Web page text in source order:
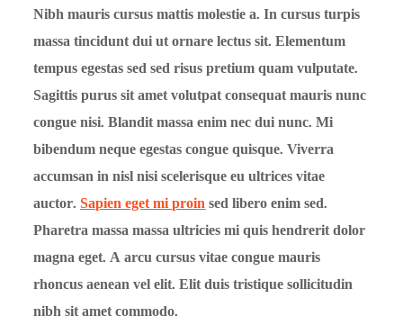
Nibh mauris cursus mattis molestie a. In cursus turpis
massa tincidunt dui ut ornare lectus sit. Elementum
tempus egestas sed sed risus pretium quam vulputate.
Sagittis purus sit amet volutpat consequat mauris nunc
congue nisi. Blandit massa enim nec dui nunc. Mi
bibendum neque egestas congue quisque. Viverra
accumsan in nisl nisi scelerisque eu ultrices vitae
auctor.Sapien eget mi proinsed libero enim sed.
Pharetra massa massa ultricies mi quis hendrerit dolor
magna eget. A arcu cursus vitae congue mauris
rhoncus aenean vel elit. Elit duis tristique sollicitudin
nibh sit amet commodo.